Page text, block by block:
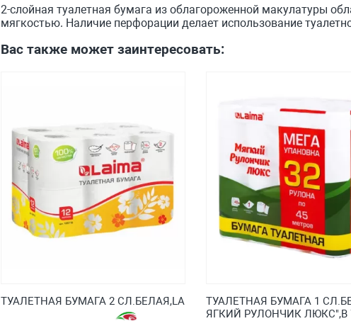
2-слойная туалетная бумага из облагороженной макулатуры
мягкостью. Наличие перфорации делает использование
Вас также может заинтересовать:
ТУАЛЕТНАЯ БУМАГА 2 СЛ.БЕЛАЯ,LA
ТУАЛЕТНАЯ БУМАГА 1
ЯГКИЙ РУЛОНЧИК ЛЮКС",В